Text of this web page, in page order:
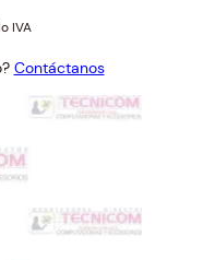
IVA
Contáctanos